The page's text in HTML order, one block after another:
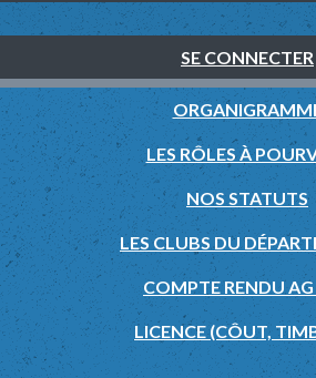
SE CONNECTER
LES RÔLES À
NOS STATUTS
LES CLUBS DU
COMPTE RENDU
LICENCE (CÔUT,